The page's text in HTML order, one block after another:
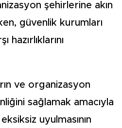
şehirlerine akın
güvenlik kurumları
hazırlıklarını
ve organizasyon
sağlamak amacıyla
uyulmasının